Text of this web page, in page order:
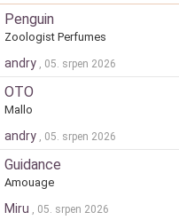
Penguin
Zoologist Perfumes
andry , 05. srpen 2026
OTO
Mallo
andry , 05. srpen 2026
Guidance
Amouage
Miru , 05. srpen 2026